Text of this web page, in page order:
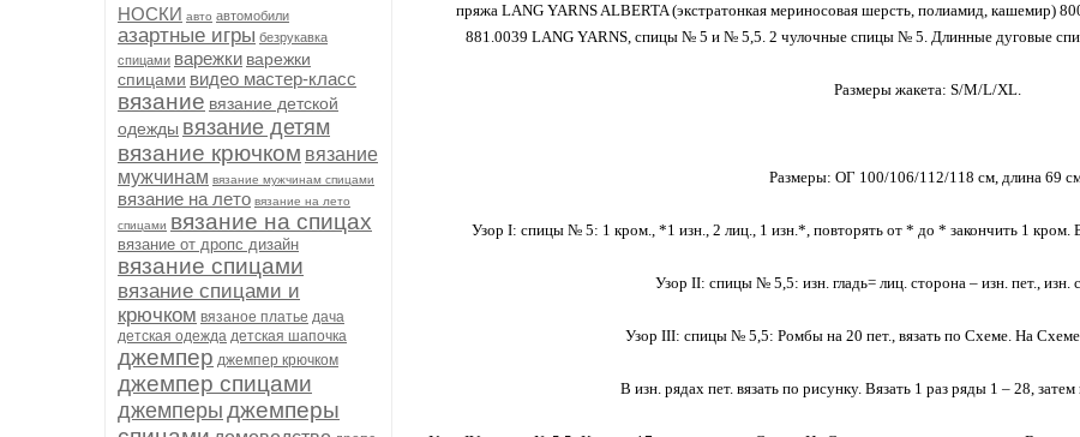
НОСКИ авто автомобили
азартные игры безрукавка
спицами варежки варежки
спицами видео мастер-класс
вязание вязание детской
одежды вязание детям
вязание крючком вязание
мужчинам вязание мужчинам спицами
вязание на лето вязание на лето
спицами вязание на спицах
вязание от дропс дизайн
вязание спицами
вязание спицами и
крючком вязаное платье дача
детская одежда детская шапочка
джемпер джемпер крючком
джемпер спицами
джемперы джемперы
пряжа LANG YARNS ALBERTA (экстратонкая мериносовая шерсть, полиамид, кашемир)
881.0039 LANG YARNS, спицы № 5 и № 5,5. 2 чулочные спицы № 5. Длинные дуговые
Размеры жакета: S/M/L/XL.
Размеры: ОГ 100/106/112/118 см, длина 69
Узор I: спицы № 5: 1 кром., *1 изн., 2 лиц., 1 изн.*, повторять от * до * закончить 1 кром.
Узор II: спицы № 5,5: изн. гладь= лиц. сторона – изн. пет., изн.
Узор III: спицы № 5,5: Ромбы на 20 пет., вязать по Схеме. На
В изн. рядах пет. вязать по рисунку. Вязать 1 раз ряды 1 – 28,